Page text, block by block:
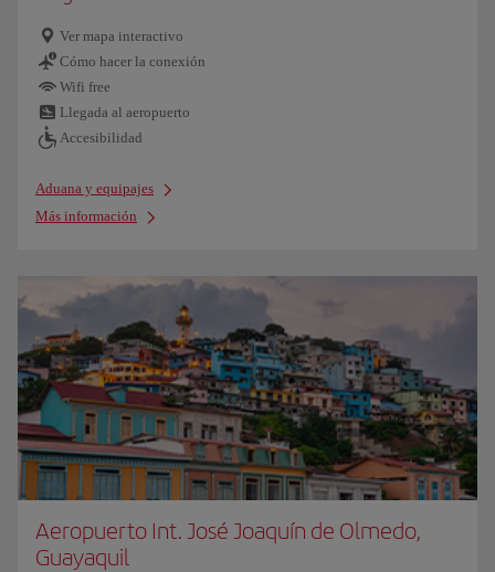
Ver mapa interactivo
Cómo hacer la conexión
Wifi free
Llegada al aeropuerto
Accesibilidad
Aduana y equipajes
Más información
Aeropuerto Int. José Joaquín de Olmedo,
Guayaquil